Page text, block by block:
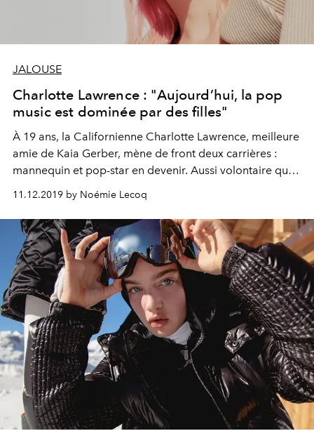
JALOUSE
Charlotte Lawrence : "Aujourd’hui, la pop
music est dominée par des filles"
À 19 ans, la Californienne Charlotte Lawrence, meilleure
amie de Kaia Gerber, mène de front deux carrières :
mannequin et pop-star en devenir. Aussi volontaire que
sensible, cette artiste inspirée nous dévoile ses envies.
11.12.2019 by Noémie Lecoq